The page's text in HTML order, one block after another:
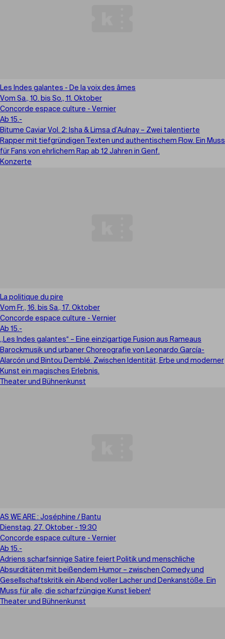
Les Indes galantes - De la voix des âmes
Vom Sa., 10. bis So., 11. Oktober
Concorde espace culture - Vernier
Ab 15.-
Bitume Caviar Vol. 2: Isha & Limsa d’Aulnay – Zwei talentierte
Rapper mit tiefgründigen Texten und authentischem Flow. Ein Muss
für Fans von ehrlichem Rap ab 12 Jahren in Genf.
Konzerte
La politique du pire
Vom Fr., 16. bis Sa., 17. Oktober
Concorde espace culture - Vernier
Ab 15.-
„Les Indes galantes“ – Eine einzigartige Fusion aus Rameaus
Barockmusik und urbaner Choreografie von Leonardo García-
Alarcón und Bintou Demblé. Zwischen Identität, Erbe und moderner
Kunst ein magisches Erlebnis.
Theater und Bühnenkunst
AS WE ARE : Joséphine / Bantu
Dienstag, 27. Oktober - 19:30
Concorde espace culture - Vernier
Ab 15.-
Adriens scharfsinnige Satire feiert Politik und menschliche
Absurditäten mit beißendem Humor – zwischen Comedy und
Gesellschaftskritik ein Abend voller Lacher und Denkanstöße. Ein
Muss für alle, die scharfzüngige Kunst lieben!
Theater und Bühnenkunst